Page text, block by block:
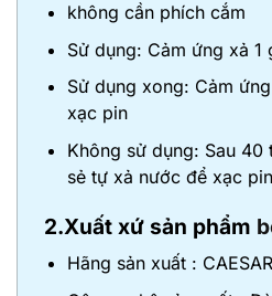
không cần phích cắm
Sử dụng: Cảm ứng xả 1
Sử dụng xong: Cảm
xạc pin
Không sử dụng: Sau 40
sẻ tự xả nước để xạc pin
2.Xuất xứ sản phẩm
Hãng sản xuất : CAESAR